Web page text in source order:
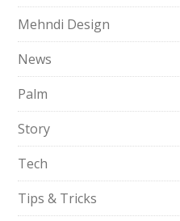
Mehndi Design
News
Palm
Story
Tech
Tips & Tricks